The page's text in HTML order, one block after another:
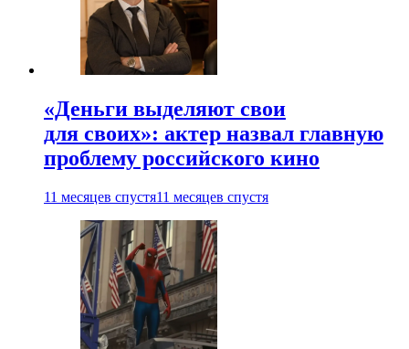
«Деньги выделяют свои
для своих»: актер назвал главную
проблему российского кино
11 месяцев спустя11 месяцев спустя